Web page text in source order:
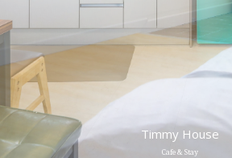
Timmy House
Cafe & Stay